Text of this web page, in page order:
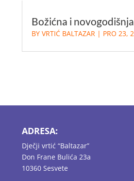
Božićna i
BY VRTIĆ BALTAZAR| PRO 23,
ADRESA:
Dječji vrtić “Baltazar”
Don Frane Bulića 23a
10360 Sesvete